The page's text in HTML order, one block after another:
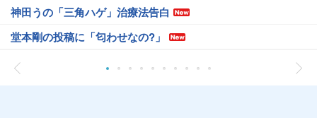
神田うの「三角ハゲ」治療法告白
堂本剛の投稿に「匂わせなの?」